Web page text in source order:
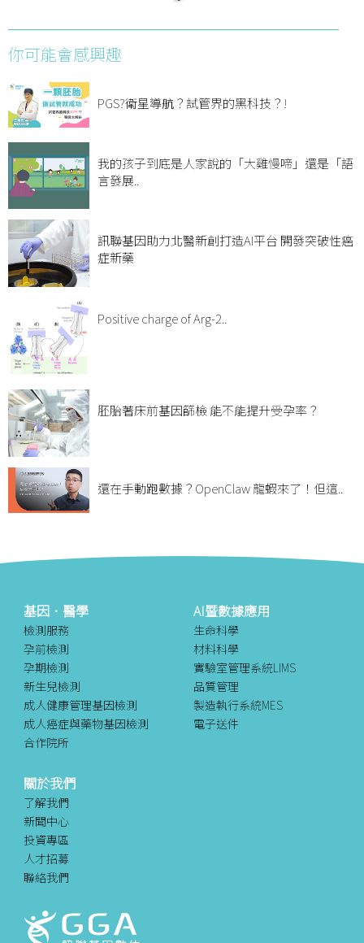
你可能會感興趣
PGS?衛星導航？試管界的黑科技？!
我的孩子到底是人家說的「大雞慢啼」還是「語
言發展..
訊聯基因助力北醫新創打造AI平台 開發突破性癌
症新藥
Positive charge of Arg-2..
胚胎著床前基因篩檢 能不能提升受孕率？
還在手動跑數據？OpenClaw 龍蝦來了！但這..
基因．醫學
檢測服務
孕前檢測
孕期檢測
新生兒檢測
成人健康管理基因檢測
成人癌症與藥物基因檢測
合作院所
AI暨數據應用
生命科學
材料科學
實驗室管理系統LIMS
品質管理
製造執行系統MES
電子送件
關於我們
了解我們
新聞中心
投資專區
人才招募
聯絡我們